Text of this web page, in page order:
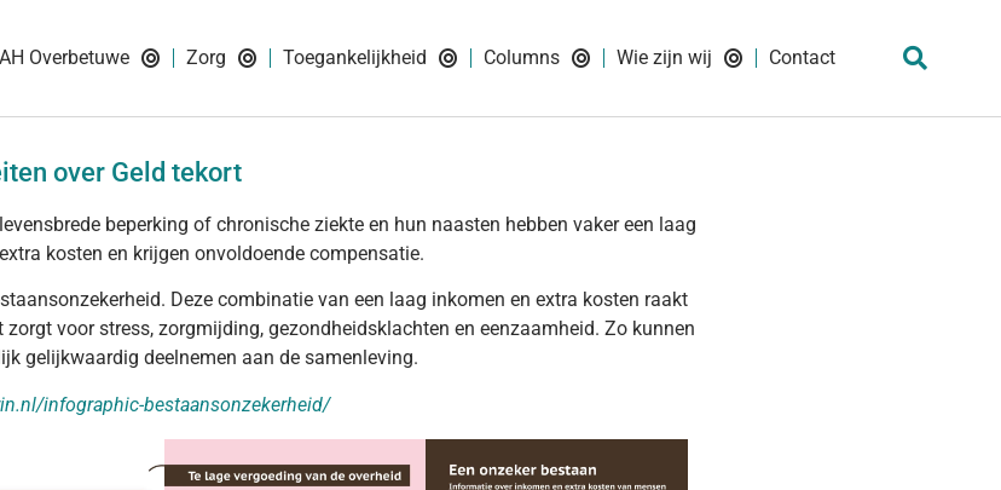
Overbetuwe Zorg Toegankelijkheid Columns Wie zijn wij Contact
over Geld tekort
beperking of chronische ziekte en hun naasten hebben vaker een laag
kosten en krijgen onvoldoende compensatie.
Deze combinatie van een laag inkomen en extra kosten raakt
zorgt voor stress, zorgmijding, gezondheidsklachten en eenzaamheid. Zo kunnen
gelijkwaardig deelnemen aan de samenleving.
infographic-bestaansonzekerheid/